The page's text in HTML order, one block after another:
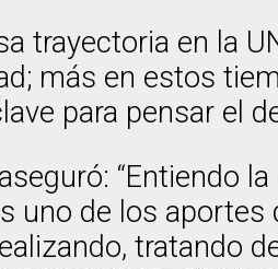
trayectoria en la
más en estos
para pensar el
“Entiendo
uno de los aportes
tratando